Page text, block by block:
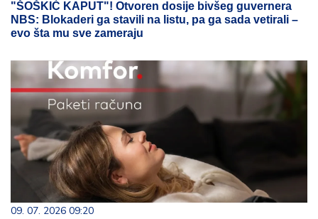
"ŠOŠKIĆ KAPUT"! Otvoren dosije bivšeg guvernera
NBS: Blokaderi ga stavili na listu, pa ga sada vetirali –
evo šta mu sve zameraju
09. 07. 2026 09:20